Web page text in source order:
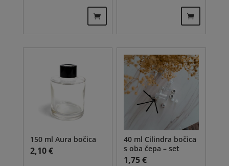
proizvod
varijanti.
Opcije
mogu
stranici
proizvod
Opcije
se
mogu
odabrati
na
stranici
proizvoda
150 ml Aura bočica
2,10€
40 ml Cilindra bočica
s oba čepa – set
1,75€